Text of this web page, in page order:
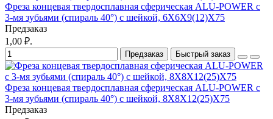
Фреза концевая твердосплавная сферическая ALU-POWER с
3-мя зубьями (спираль 40°) с шейкой, 6X6X9(12)X75
Предзаказ
1,00 ₽.
Предзаказ Быстрый заказ
Фреза концевая твердосплавная сферическая ALU-POWER с
3-мя зубьями (спираль 40°) с шейкой, 8X8X12(25)X75
Предзаказ